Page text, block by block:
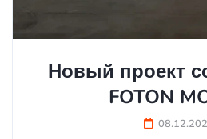
Новый проект
FOTON